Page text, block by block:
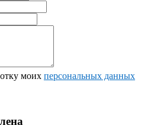
моих персональных данных